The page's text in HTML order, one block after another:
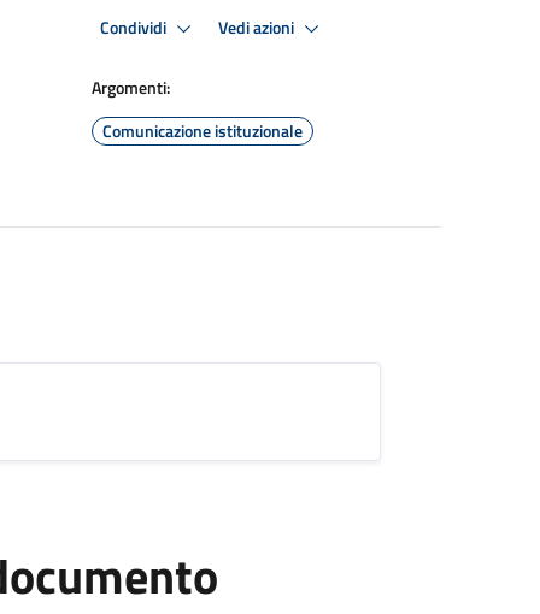
Condividi Vedi azioni
Argomenti:
Comunicazione istituzionale